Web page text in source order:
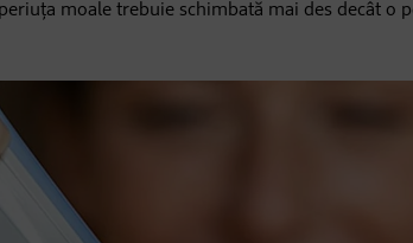
moale trebuie schimbată mai des decât o